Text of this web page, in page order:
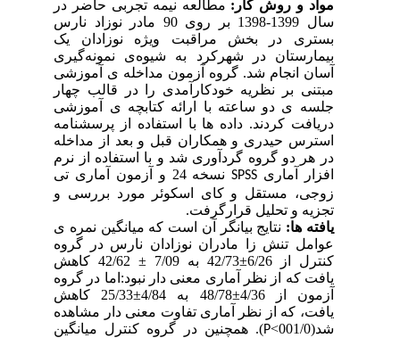
مواد و روش کار: مطالعه نیمه تجربی حاضر در
سال 1399-1398 بر روی 90 مادر نوزاد نارس
بستری در بخش مراقبت ویژه نوزادان یک
بیمارستان در شهرکرد به شیوه‌ی نمونه‌گیری
آسان انجام شد. گروه آزمون مداخله ی آموزشی
مبتنی بر نظریه خودکارآمدی را در قالب چهار
جلسه ی دو ساعته با ارائه کتابچه ی آموزشی
دریافت کردند. داده ها با استفاده از پرسشنامه
استرس حیدری و همکاران قبل و بعد از مداخله
در هر دو گروه گردآوری شد و با استفاده از نرم
افزار آماریSPSS
نسخه 24 و آزمون آماری تی
زوجی، مستقل و کای اسکوئر مورد بررسی و
تجزیه و تحلیل قرارگرفت.
یافته ها:نتایج بیانگر آن است که میانگین نمره ی
عوامل تنش زا مادران نوزادان نارس در گروه
کنترل از 6/26
±42/73 به 7/09 ±
42/62 کاهش
یافت که از نظر آماری معنی دار نبود:اما در گروه
آزمون از 4/36
±48/78 به 4/84 ±
25/33 کاهش
یافت، که از نظر آماری تفاوت معنی دار مشاهده
شد(001/0>
P). همچنین در گروه کنترل میانگین